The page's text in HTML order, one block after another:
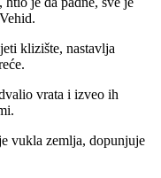
klizište, nastavlja
vrata i izveo ih
vukla zemlja, dopunjuje